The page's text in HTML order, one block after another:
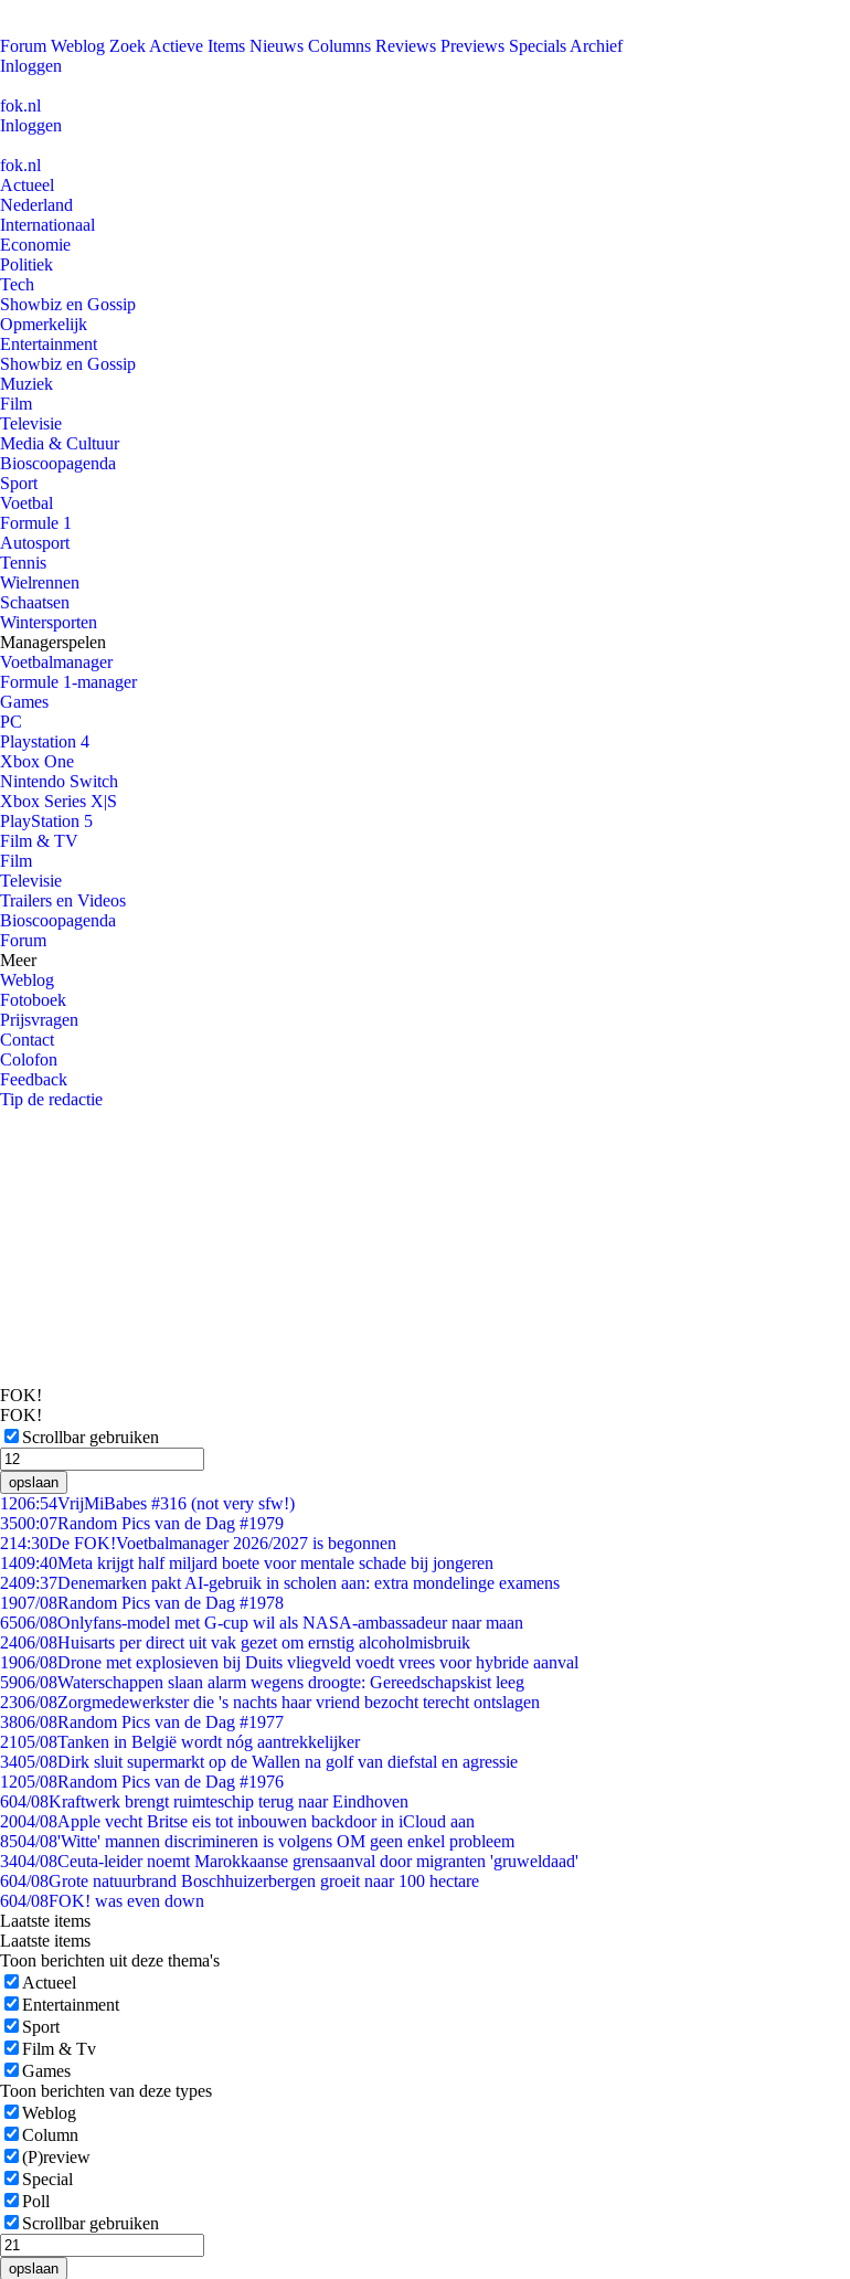
Forum Weblog Zoek Actieve Items Nieuws Columns Reviews Previews Specials Archief
Inloggen
fok.nl
Inloggen
fok.nl
Actueel
Nederland
Internationaal
Economie
Politiek
Tech
Showbiz en Gossip
Opmerkelijk
Entertainment
Showbiz en Gossip
Muziek
Film
Televisie
Media & Cultuur
Bioscoopagenda
Sport
Voetbal
Formule 1
Autosport
Tennis
Wielrennen
Schaatsen
Wintersporten
Managerspelen
Voetbalmanager
Formule 1-manager
Games
PC
Playstation 4
Xbox One
Nintendo Switch
Xbox Series X|S
PlayStation 5
Film & TV
Film
Televisie
Trailers en Videos
Bioscoopagenda
Forum
Meer
Weblog
Fotoboek
Prijsvragen
Contact
Colofon
Feedback
Tip de redactie
FOK!
FOK!
Scrollbar gebruiken
opslaan
1206:54VrijMiBabes #316 (not very sfw!)
3500:07Random Pics van de Dag #1979
214:30De FOK!Voetbalmanager 2026/2027 is begonnen
1409:40Meta krijgt half miljard boete voor mentale schade bij jongeren
2409:37Denemarken pakt AI-gebruik in scholen aan: extra mondelinge examens
1907/08Random Pics van de Dag #1978
6506/08Onlyfans-model met G-cup wil als NASA-ambassadeur naar maan
2406/08Huisarts per direct uit vak gezet om ernstig alcoholmisbruik
1906/08Drone met explosieven bij Duits vliegveld voedt vrees voor hybride aanval
5906/08Waterschappen slaan alarm wegens droogte: Gereedschapskist leeg
2306/08Zorgmedewerkster die 's nachts haar vriend bezocht terecht ontslagen
3806/08Random Pics van de Dag #1977
2105/08Tanken in België wordt nóg aantrekkelijker
3405/08Dirk sluit supermarkt op de Wallen na golf van diefstal en agressie
1205/08Random Pics van de Dag #1976
604/08Kraftwerk brengt ruimteschip terug naar Eindhoven
2004/08Apple vecht Britse eis tot inbouwen backdoor in iCloud aan
8504/08'Witte' mannen discrimineren is volgens OM geen enkel probleem
3404/08Ceuta-leider noemt Marokkaanse grensaanval door migranten 'gruweldaad'
604/08Grote natuurbrand Boschhuizerbergen groeit naar 100 hectare
604/08FOK! was even down
Laatste items
Laatste items
Toon berichten uit deze thema's
Actueel
Entertainment
Sport
Film & Tv
Games
Toon berichten van deze types
Weblog
Column
(P)review
Special
Poll
Scrollbar gebruiken
opslaan